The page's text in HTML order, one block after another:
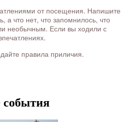
от посещения. Напишите
а что нет, что запомнилось, что
необычным. Если вы ходили с
правила приличия.
события